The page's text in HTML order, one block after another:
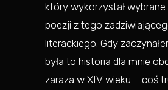
który wykorzystał
poezji z tego
literackiego. Gdy
była to historia dla mnie
zaraza w XIV wieku – coś